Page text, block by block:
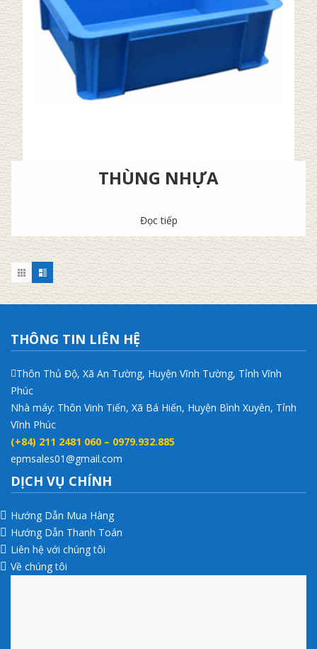
THÙNG NHỰA
Đọc tiếp
THÔNG TIN LIÊN HỆ
Thôn Thủ Độ, Xã An Tường, Huyện Vĩnh Tường, Tỉnh Vĩnh
Phúc
Nhà máy: Thôn Vinh Tiến, Xã Bá Hiến, Huyện Bình Xuyên, Tỉnh
Vĩnh Phúc
(+84) 211 2481 060 – 0979.932.885
epmsales01@gmail.com
DỊCH VỤ CHÍNH
Hướng Dẫn Mua Hàng
Hướng Dẫn Thanh Toán
Liên hệ với chúng tôi
Về chúng tôi